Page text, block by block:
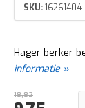
SKU:16261404
Hager berker
informatie »
18,82